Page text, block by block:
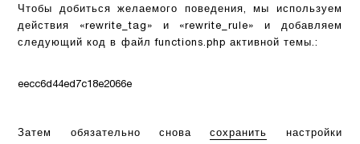
Чтобы добиться желаемого поведения, мы используем
действия «rewrite_tag» и «rewrite_rule» и добавляем
следующий код в файл functions.php активной темы.:
eecc6d44ed7c18e2066e
Затем обязательно сновасохранить
настройки